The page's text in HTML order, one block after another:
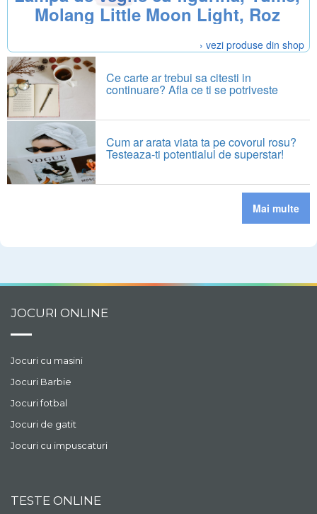
Molang Little Moon Light, Roz
› vezi produse din shop
Ce carte ar trebui sa citesti in
continuare? Afla ce ti se potriveste
Cum ar arata viata ta pe covorul rosu?
Testeaza-ti potentialul de superstar!
Mai multe
JOCURI ONLINE
Jocuri cu masini
Jocuri Barbie
Jocuri fotbal
Jocuri de gatit
Jocuri cu impuscaturi
TESTE ONLINE